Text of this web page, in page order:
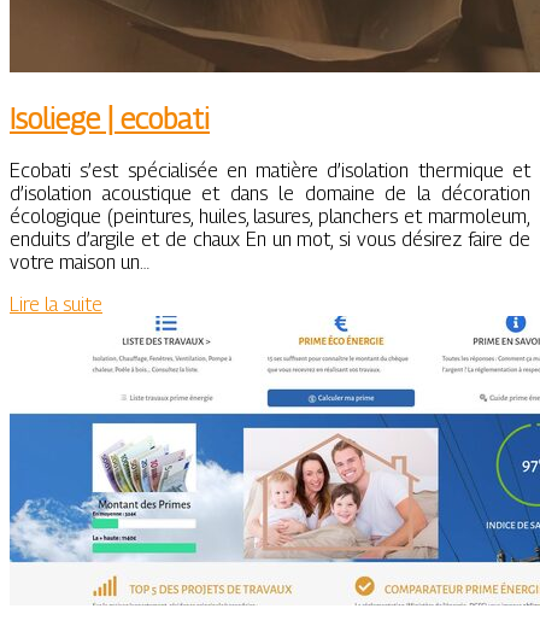
Isoliege | ecobati
Ecobati s’est spécialisée en matière d’isolation thermique et
d’isolation acoustique et dans le domaine de la décoration
écologique (peintures, huiles, lasures, planchers et marmoleum,
enduits d’argile et de chaux En un mot, si vous désirez faire de
votre maison un…
Lire la suite